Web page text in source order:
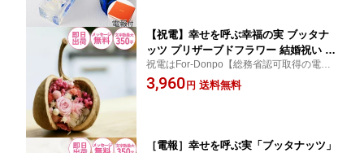
【祝電】幸せを呼ぶ幸福の実 ブッタナ
ッツ プリザーブドフラワー 結婚祝い 誕
生日 プレゼント おしゃれ インテリア
お祝い電報 P
祝電はFor-Donpo【総務省認可取得の電報
サービス】【送料無料】幸運を願う幸福の
実とプリザーブドフラワーを贈る人気の祝
3,960 円 送料無料
［電報］幸せを呼ぶ実「ブッタナッツ」